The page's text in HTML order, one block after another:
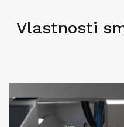
Vlastnosti